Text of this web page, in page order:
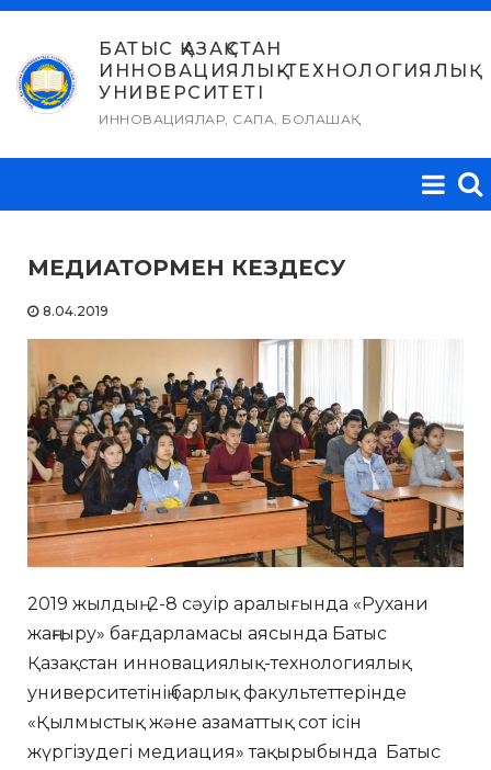
Skip
content
БАТЫС ҚАЗАҚСТАН
ИННОВАЦИЯЛЫҚ-ТЕХНОЛОГИЯЛЫҚ
УНИВЕРСИТЕТІ
ИННОВАЦИЯЛАР, САПА, БОЛАШАҚ
МЕДИАТОРМЕН КЕЗДЕСУ
8.04.2019
2019 жылдың 2-8 сәуір аралығында «Рухани
жаңғыру» бағдарламасы аясында Батыс
Қазақстан инновациялық-технологиялық
университетінің барлық факультеттерінде
«Қылмыстық және азаматтық сот ісін
жүргізудегі медиация» тақырыбында Батыс